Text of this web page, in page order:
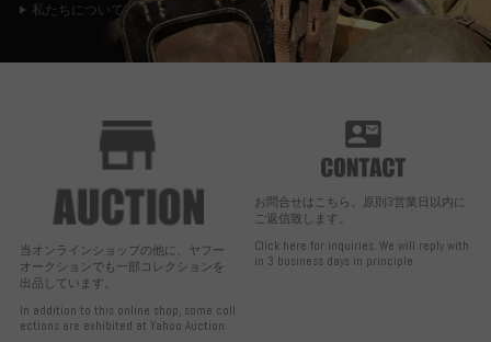
私たちについて
当オンラインショップの他に、ヤフー
オークションでも一部コレクションを
出品しています。
In addition to this online shop, some coll
ections are exhibited at Yahoo Auction.
お問合せはこちら。原則3営業日以内に
ご返信致します。
Click here for inquiries. We will reply with
in 3 business days in principle.